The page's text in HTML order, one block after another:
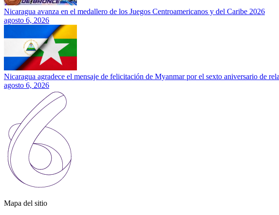
Nicaragua avanza en el medallero de los Juegos Centroamericanos y del Caribe 2026
agosto 6, 2026
Nicaragua agradece el mensaje de felicitación de Myanmar por el sexto aniversario de
agosto 6, 2026
Mapa del sitio